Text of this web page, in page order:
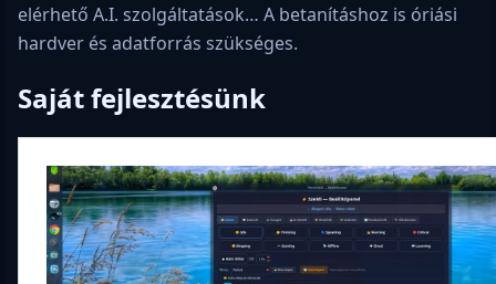
elérhető A.I. szolgáltatások… A betanításhoz is óriási
hardver és adatforrás szükséges.
Saját fejlesztésünk